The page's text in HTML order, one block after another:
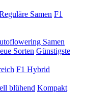
Samen F1
Samen
Sorten Günstigste
F1 Hybrid
blühend Kompakt